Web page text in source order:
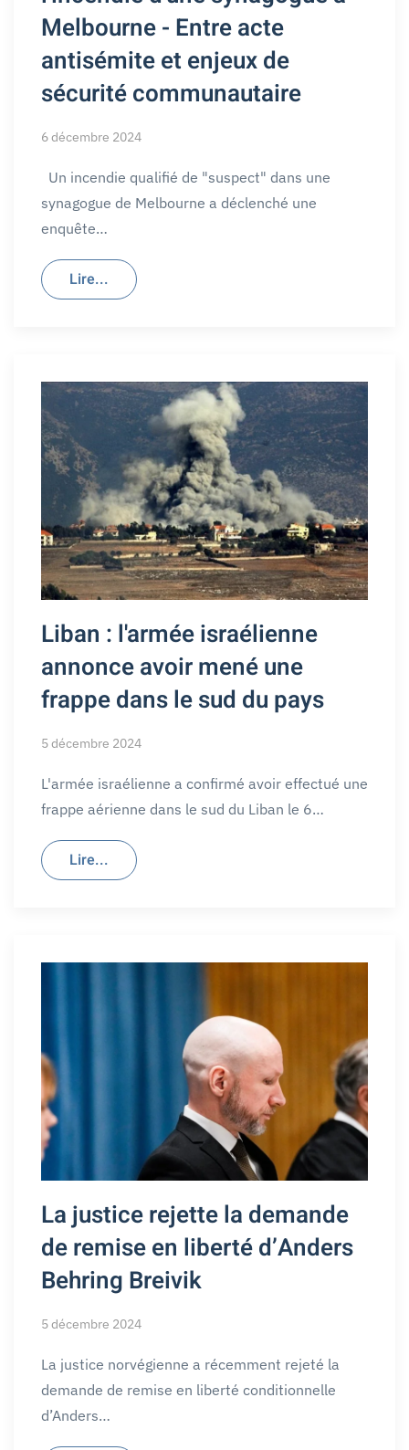
Melbourne - Entre acte
antisémite et enjeux de
sécurité communautaire
6 décembre 2024
Un incendie qualifié de "suspect" dans une
synagogue de Melbourne a déclenché une
enquête…
Lire...
Liban : l'armée israélienne
annonce avoir mené une
frappe dans le sud du pays
5 décembre 2024
L'armée israélienne a confirmé avoir effectué une
frappe aérienne dans le sud du Liban le 6…
Lire...
La justice rejette la demande
de remise en liberté d’Anders
Behring Breivik
5 décembre 2024
La justice norvégienne a récemment rejeté la
demande de remise en liberté conditionnelle
d’Anders…